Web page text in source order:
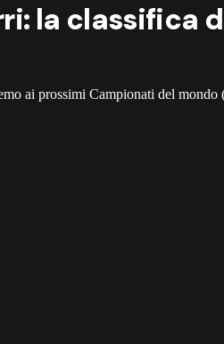
la classifica
ai prossimi Campionati del mondo